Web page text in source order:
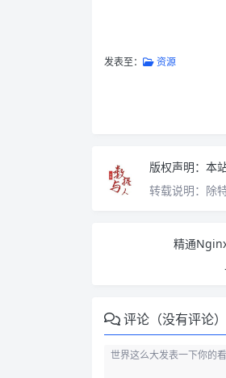
发表至： 资源
版权声明： 本
转载说明： 除
精通
评论（没有评论）